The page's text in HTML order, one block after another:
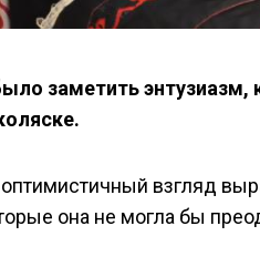
заметить энтузиазм,
взгляд
она не могла бы